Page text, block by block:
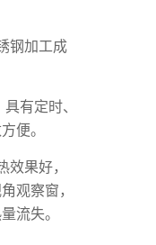
钢加工成
有定时、
便。
效果好，
观察窗，
流失。